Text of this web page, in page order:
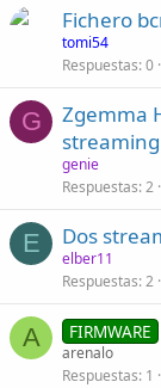
Fichero
tomi54
Respuestas 0
G
Zgemma
streaming
genie
Respuestas 2
E Dos
elber11
Respuestas 2
A FIRMWARE
arenalo
Respuestas 1